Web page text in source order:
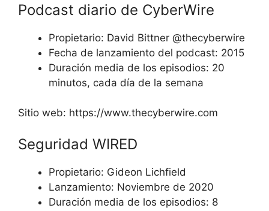
Podcast diario de CyberWire
Propietario: David Bittner @thecyberwire
Fecha de lanzamiento del podcast: 2015
Duración media de los episodios: 20
minutos, cada día de la semana
Sitio web: https://www.thecyberwire.com
Seguridad WIRED
Propietario: Gideon Lichfield
Lanzamiento: Noviembre de 2020
Duración media de los episodios: 8